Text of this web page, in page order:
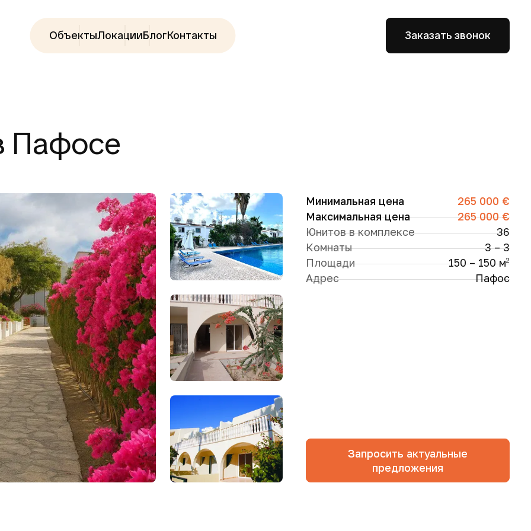
ОбъектыЛокацииБлогКонтакты Заказать звонок
Пафосе
Минимальная цена
265 000 €
Максимальная цена
265 000 €
Юнитов в комплексе
36
Комнаты
3 – 3
Площади
150 – 150 м2
Адрес Пафос
Запросить актуальные
предложения